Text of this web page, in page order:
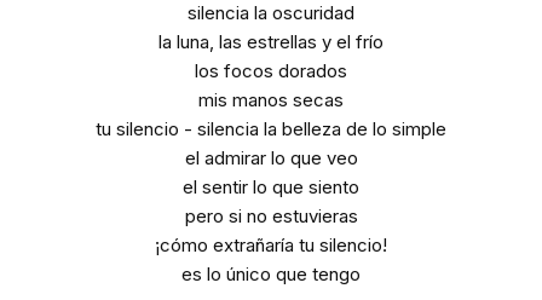
silencia la oscuridad
la luna, las estrellas y el frío
los focos dorados
mis manos secas
tu silencio - silencia la belleza de lo simple
el admirar lo que veo
el sentir lo que siento
pero si no estuvieras
¡cómo extrañaría tu silencio!
es lo único que tengo